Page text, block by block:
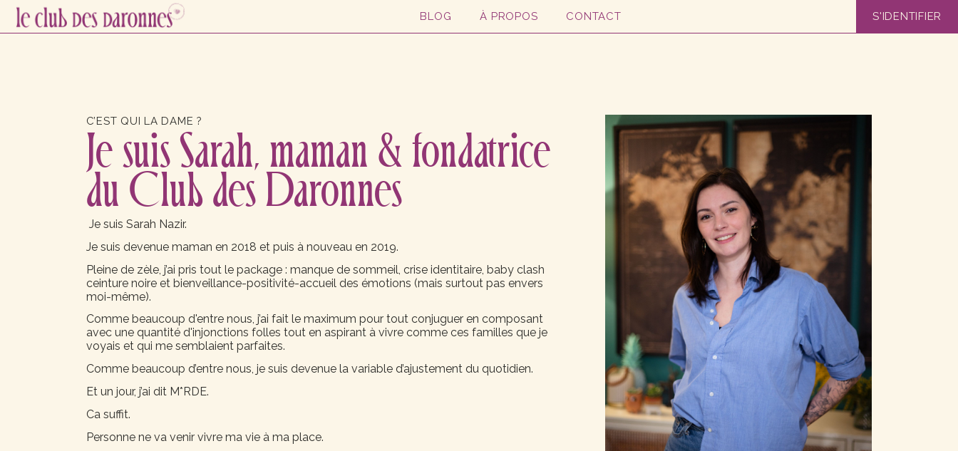
BLOG À PROPOS CONTACT S'IDENTIFIER
C’EST QUI LA DAME ?
Je suis Sarah, maman & fondatrice
du Club des Daronnes
Je suis Sarah Nazir.
Je suis devenue maman en 2018 et puis à nouveau en 2019.
Pleine de zèle, j’ai pris tout le package : manque de sommeil, crise identitaire, baby clash
ceinture noire et bienveillance-positivité-accueil des émotions (mais surtout pas envers
moi-même).
Comme beaucoup d'entre nous, j’ai fait le maximum pour tout conjuguer en composant
avec une quantité d'injonctions folles tout en aspirant à vivre comme ces familles que je
voyais et qui me semblaient parfaites.
Comme beaucoup d’entre nous, je suis devenue la variable d’ajustement du quotidien.
Et un jour, j’ai dit M*RDE.
Ca suffit.
Personne ne va venir vivre ma vie à ma place.